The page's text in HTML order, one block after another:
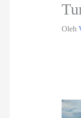
Oleh